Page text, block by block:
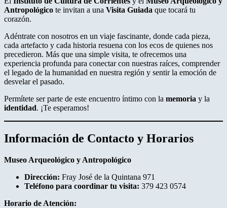
Antropológico te invitan a una Visita Guiada que tocará tu
corazón.
Adéntrate con nosotros en un viaje fascinante, donde cada pieza,
cada artefacto y cada historia resuena con los ecos de quienes nos
precedieron. Más que una simple visita, te ofrecemos una
experiencia profunda para conectar con nuestras raíces, comprender
el legado de la humanidad en nuestra región y sentir la emoción de
desvelar el pasado.
Permítete ser parte de este encuentro íntimo con la memoria y la
identidad. ¡Te esperamos!
Información de Contacto y Horarios
Museo Arqueológico y Antropológico
Dirección: Fray José de la Quintana 971
Teléfono para coordinar tu visita: 379 423 0574
Horario de Atención: